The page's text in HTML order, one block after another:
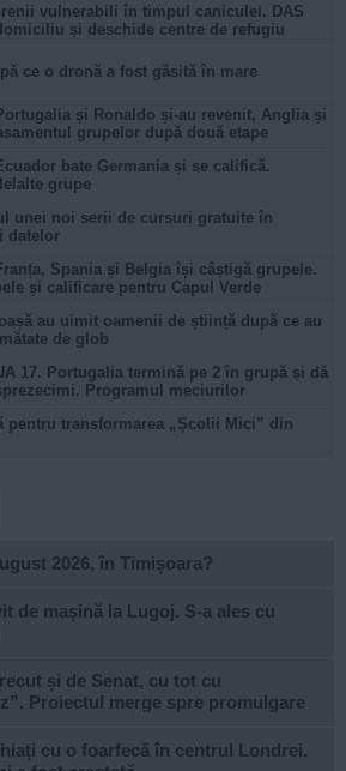
vulnerabili în timpul caniculei. DAS
și deschide centre de refugiu
ce o dronă a fost găsită în mare
și Ronaldo și-au revenit, Anglia și
grupelor după două etape
bate Germania și se califică.
grupe
unei noi serii de cursuri gratuite în
datelor
Spania și Belgia își câștigă grupele.
și calificare pentru Capul Verde
au uimit oamenii de știință după ce au
de glob
17. Portugalia termină pe 2 în grupă și dă
Programul meciurilor
pentru transformarea „Școlii Mici” din
2026, în Timișoara?
de mașină la Lugoj. S-a ales cu
și de Senat, cu tot cu
Proiectul merge spre promulgare
cu o foarfecă în centrul Londrei.